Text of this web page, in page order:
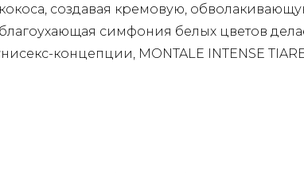
создавая кремовую,
симфония белых цветов
концепции, MONTALE INTENSE